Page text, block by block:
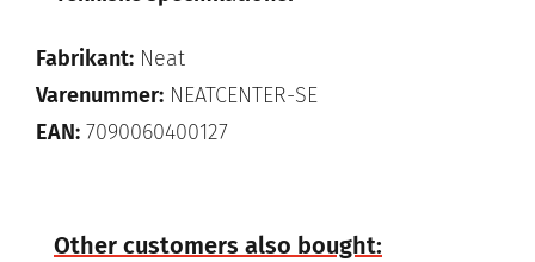
Fabrikant: Neat
Varenummer: NEATCENTER-SE
EAN: 7090060400127
Other customers also bought: